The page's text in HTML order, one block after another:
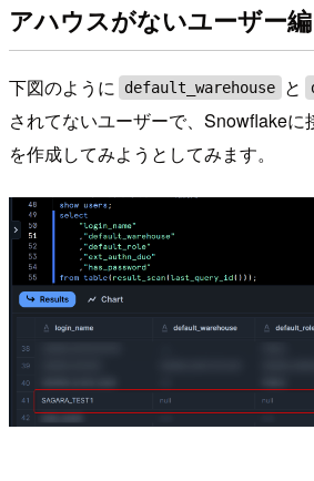
アハウスがないユーザー
下図のように default_warehouse と
されてないユーザーで、Snowflakeに
を作成してみようとしてみます。